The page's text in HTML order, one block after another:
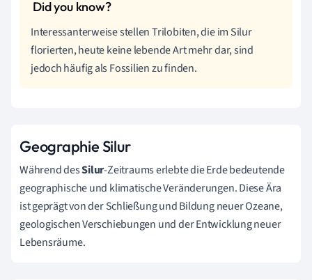
Interessanterweise stellen Trilobiten, die im Silur
florierten, heute keine lebende Art mehr dar, sind
jedoch häufig als Fossilien zu finden.
Geographie Silur
Während desSilur-Zeitraums erlebte die Erde bedeutende
geographische und klimatische Veränderungen. Diese Ära
ist geprägt von der Schließung und Bildung neuer Ozeane,
geologischen Verschiebungen und der Entwicklung neuer
Lebensräume.